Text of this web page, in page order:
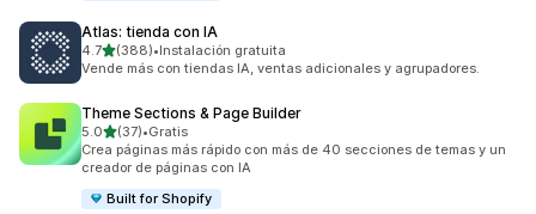
Atlas: tienda con IA
4.7de 5 estrellas
(388)
388 reseñas en total
•Instalación gratuita
Vende más con tiendas IA, ventas adicionales y agrupadores.
Theme Sections & Page Builder
5.0de 5 estrellas
(37)
37 reseñas en total
•Gratis
Crea páginas más rápido con más de 40 secciones de temas y un
creador de páginas con IA
Built for Shopify